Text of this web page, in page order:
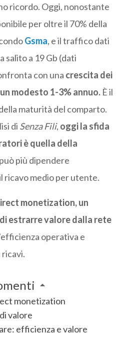
ricordo. Oggi, nonostante
per oltre il 70% della
Gsma, e il traffico dati
salito a 19 Gb (dati
con una crescita dei
modesto 1-3% annuo. È il
maturità del comparto.
di Senza Fili, oggi la sfida
è quella della
più dipendere
ricavo medio per utente.
monetization, un
estrarre valore dalla rete
operativa e
monetization
valore
efficienza e valore